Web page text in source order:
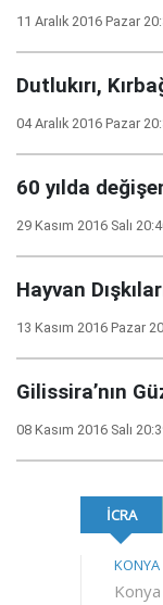
11 Aralık 2016 Pazar
Dutlukırı,
04 Aralık 2016 Pazar
60 yılda
29 Kasım 2016 Salı
Hayvan
13 Kasım 2016 Pazar
Gilissira’nın
08 Kasım 2016 Salı